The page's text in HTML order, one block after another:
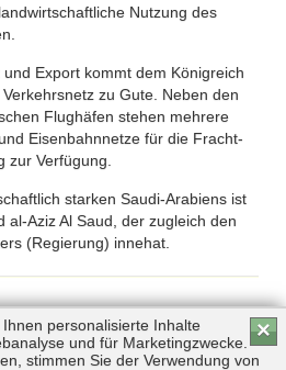
Nutzung des
Export kommt dem Königreich
zu Gute. Neben den
Flughäfen stehen mehrere
Eisenbahnnetze für die Fracht-
zur Verfügung.
starken Saudi-Arabiens ist
al-Aziz Al Saud, der zugleich den
(Regierung) innehat.
×
personalisierte Inhalte
und für Marketingzwecke.
stimmen Sie der Verwendung von